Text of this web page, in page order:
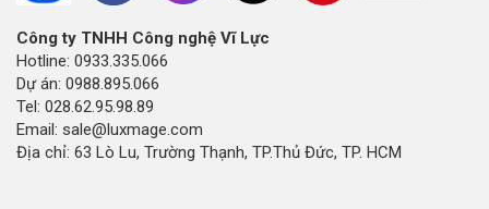
Công ty TNHH Công nghệ Vĩ Lực
Hotline: 0933.335.066
Dự án: 0988.895.066
Tel: 028.62.95.98.89
Email: sale@luxmage.com
Địa chỉ: 63 Lò Lu, Trường Thạnh, TP.Thủ Đức, TP. HCM